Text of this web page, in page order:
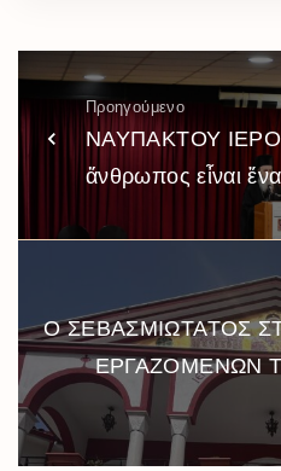
Προηγούμενο
ΝΑΥΠΑΚΤΟΥ
ἄνθρωπος εἶναι
Ο ΣΕΒΑΣΜΙΩΤΑΤΟΣ
ΕΡΓΑΖΟΜΕΝΩΝ